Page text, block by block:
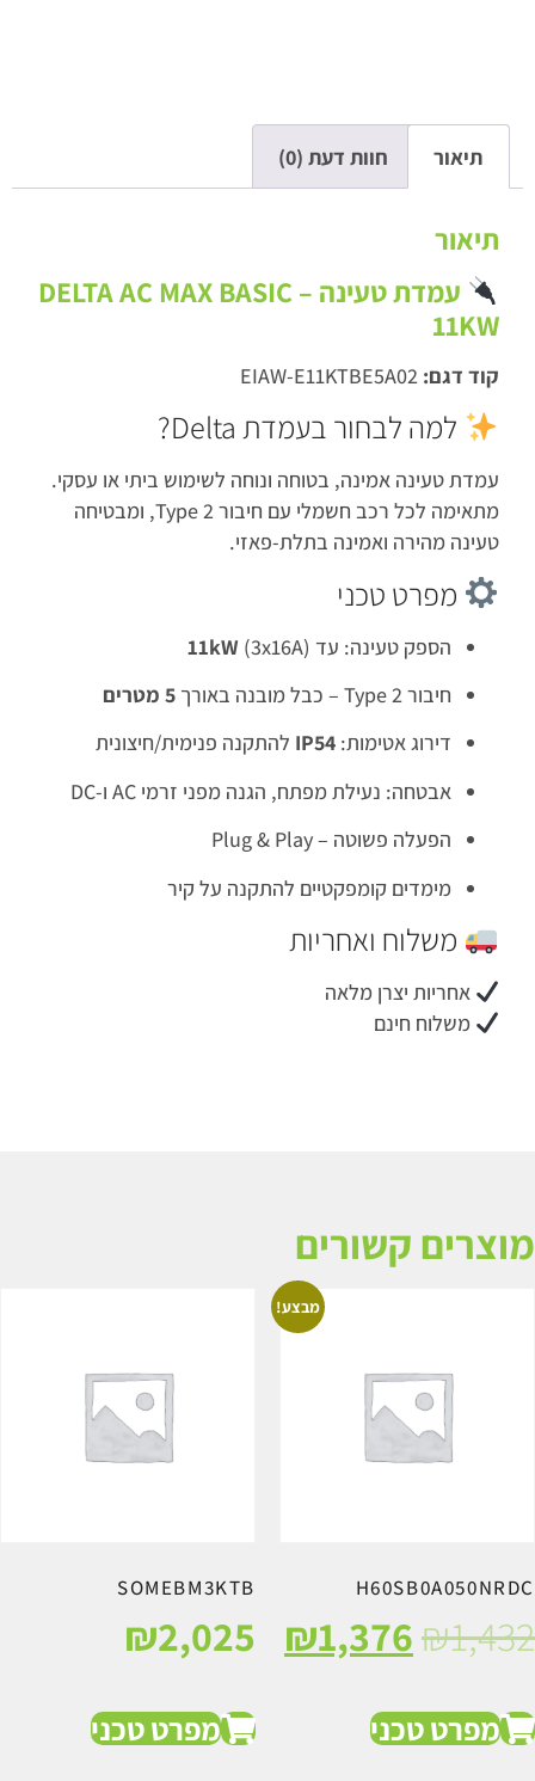
תיאור חוות דעת (0)
תיאור
עמדת טעינה DELTA AC MAX BASIC –
11KW
קוד דגם:EIAW-E11KTBE5A02
למה לבחור בעמדת Delta?
עמדת טעינה אמינה, בטוחה ונוחה לשימוש ביתי או עסקי.
מתאימה לכל רכב חשמלי עם חיבור Type 2, ומבטיחה
טעינה מהירה ואמינה בתלת-פאזי.
מפרט טכני
הספק טעינה: עד 11kW(3x16A)
חיבור Type 2 – כבל מובנה באורך
5 מטרים
דירוג אטימות:IP54להתקנה פנימית/חיצונית
אבטחה: נעילת מפתח, הגנה מפני זרמי AC ו-DC
הפעלה פשוטה – Plug & Play
מימדים קומפקטיים להתקנה על קיר
משלוח ואחריות
אחריות יצרן מלאה
משלוח חינם
קשורים
מבצע!
₪
₪1,376
מפרט טכני
SOMEBM3KTB
₪2,025
מפרט טכני